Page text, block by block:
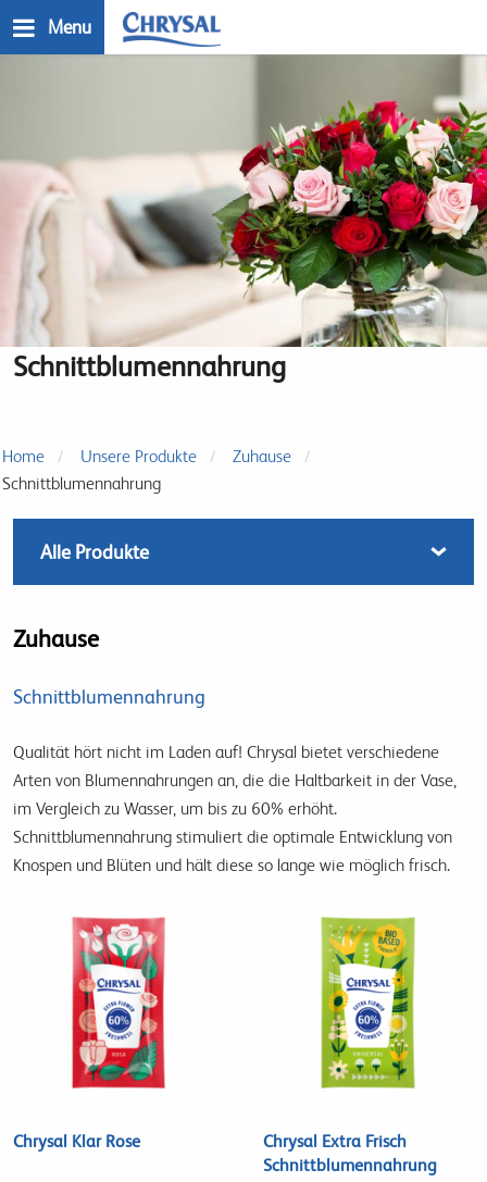
zum
Menu
Schnittblumennahrung
Home Unsere Produkte
Zuhause
Schnittblumennahrung
Zuhause
Schnittblumennahrung
Qualität hört nicht im Laden auf! Chrysal bietet verschiedene
Arten von Blumennahrungen an, die die Haltbarkeit in der Vase,
im Vergleich zu Wasser, um bis zu 60% erhöht.
Schnittblumennahrung stimuliert die optimale Entwicklung von
Knospen und Blüten und hält diese so lange wie möglich frisch.
Chrysal Klar Rose
Chrysal Extra Frisch
Schnittblumennahrung